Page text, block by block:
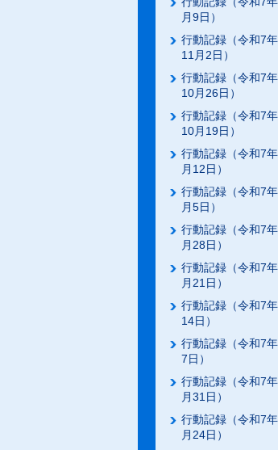
月9日）
行動記録（令和7
11月2日）
行動記録（令和7
10月26日）
行動記録（令和7
10月19日）
行動記録（令和7
月12日）
行動記録（令和7
月5日）
行動記録（令和7
月28日）
行動記録（令和7
月21日）
行動記録（令和7
14日）
行動記録（令和7
7日）
行動記録（令和7
月31日）
行動記録（令和7
月24日）